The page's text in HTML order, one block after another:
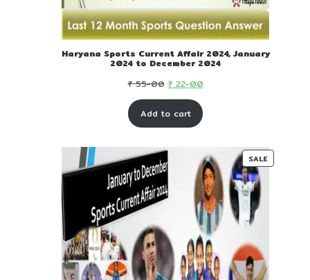
Haryana Sports Current Affair 2024, January
2024 to December 2024
₹55-00 Original
price
was:
00.
₹22-00Current
is:
00.
Add to cart
SALE